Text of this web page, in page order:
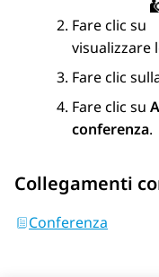
Fare clic su
visualizzare
Fare clic
Fare clic su
conferenza.
Collegamenti
Conferenza